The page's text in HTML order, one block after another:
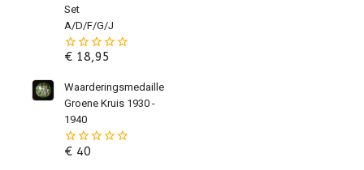
Set
A/D/F/G/J
0
de
5
€18,95
Waarderingsmedaille
Groene Kruis 1930 -
1940
0
€40